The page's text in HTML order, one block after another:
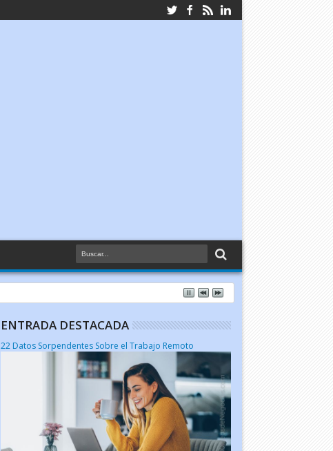
ENTRADA DESTACADA
22 Datos Sorpendentes Sobre el Trabajo Remoto